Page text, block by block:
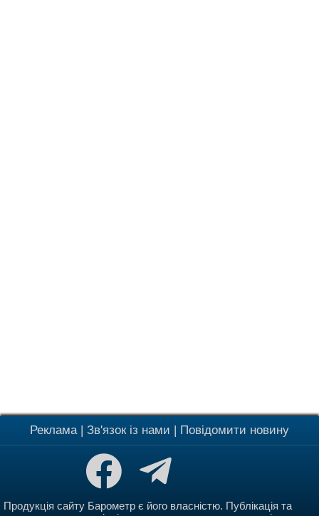
Реклама| Зв'язок із нами | Повідомити новину
Продукція сайту Барометр є його власністю. Публікація та